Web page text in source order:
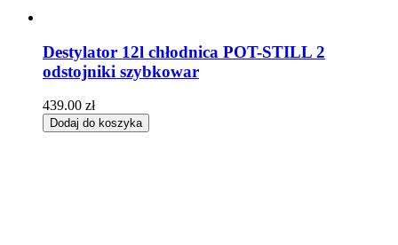
Destylator 12l chłodnica POT-STILL 2
odstojniki szybkowar
439.00 zł
Dodaj do koszyka